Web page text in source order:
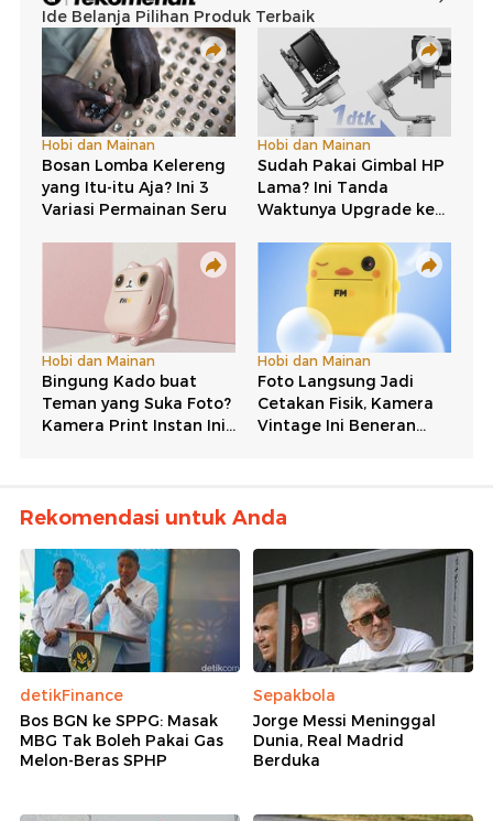
Rekomendasi untuk Anda
detikFinance
Bos BGN ke SPPG: Masak
MBG Tak Boleh Pakai Gas
Melon-Beras SPHP
Sepakbola
Jorge Messi Meninggal
Dunia, Real Madrid
Berduka